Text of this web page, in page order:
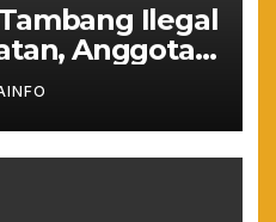
Ilegal
Anggota
Resmi